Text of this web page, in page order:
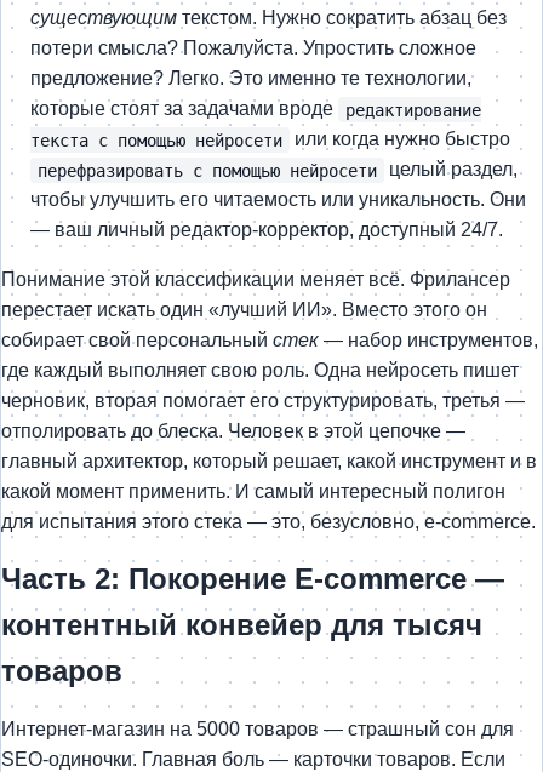
существующим текстом. Нужно сократить абзац без
потери смысла? Пожалуйста. Упростить сложное
предложение? Легко. Это именно те технологии,
которые стоят за задачами вроде
редактирование
текста с помощью нейросети
или когда нужно быстро
перефразировать с помощью нейросети
целый раздел,
чтобы улучшить его читаемость или уникальность. Они
— ваш личный редактор-корректор, доступный 24/7.
Понимание этой классификации меняет всё. Фрилансер
перестает искать один «лучший ИИ». Вместо этого он
собирает свой персональный стек — набор инструментов,
где каждый выполняет свою роль. Одна нейросеть пишет
черновик, вторая помогает его структурировать, третья —
отполировать до блеска. Человек в этой цепочке —
главный архитектор, который решает, какой инструмент и в
какой момент применить. И самый интересный полигон
для испытания этого стека — это, безусловно, e-commerce.
Часть 2: Покорение E-commerce —
контентный конвейер для тысяч
товаров
Интернет-магазин на 5000 товаров — страшный сон для
SEO-одиночки. Главная боль — карточки товаров. Если